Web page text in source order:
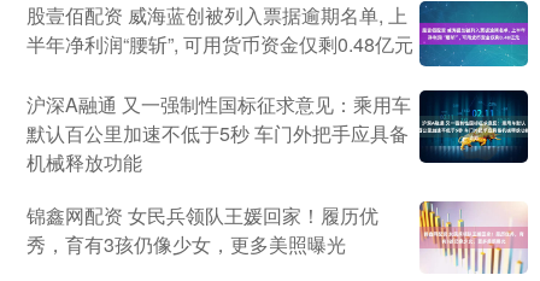
股壹佰配资 威海蓝创被列入票据逾期名单, 上
半年净利润“腰斩”, 可用货币资金仅剩0.48亿元
沪深A融通 又一强制性国标征求意见：乘用车
默认百公里加速不低于5秒 车门外把手应具备
机械释放功能
锦鑫网配资 女民兵领队王媛回家！履历优
秀，育有3孩仍像少女，更多美照曝光